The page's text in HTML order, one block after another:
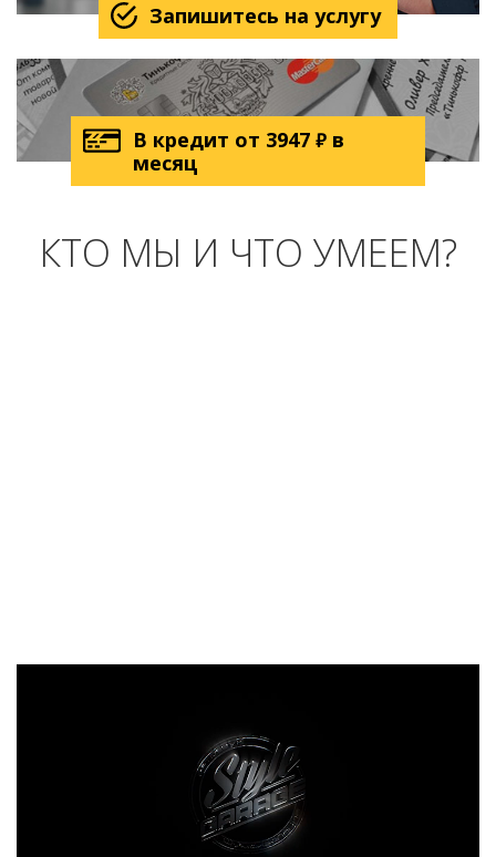
Запишитесь на услугу
В кредит от 3947 ₽ в
месяц
КТО МЫ И ЧТО УМЕЕМ?